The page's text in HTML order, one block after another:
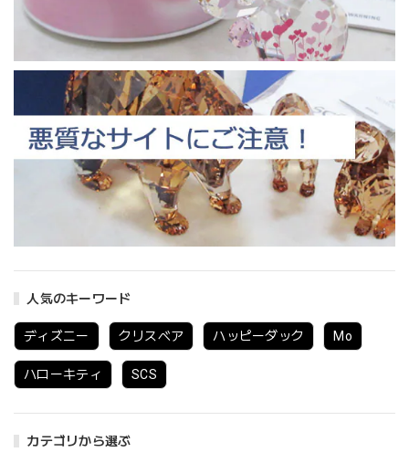
人気のキーワード
ディズニー クリスベア ハッピーダック Mo
ハローキティ SCS
カテゴリから選ぶ